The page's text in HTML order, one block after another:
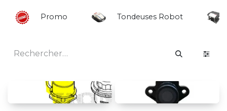
Promo Tondeuses Robot